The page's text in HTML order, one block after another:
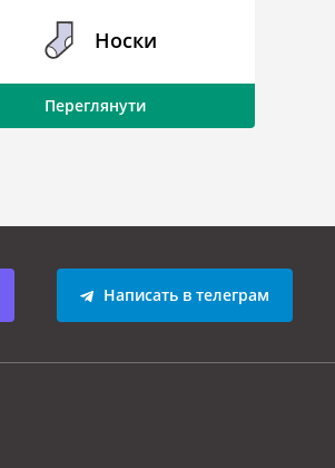
Носки
Переглянути
Написать в телеграм